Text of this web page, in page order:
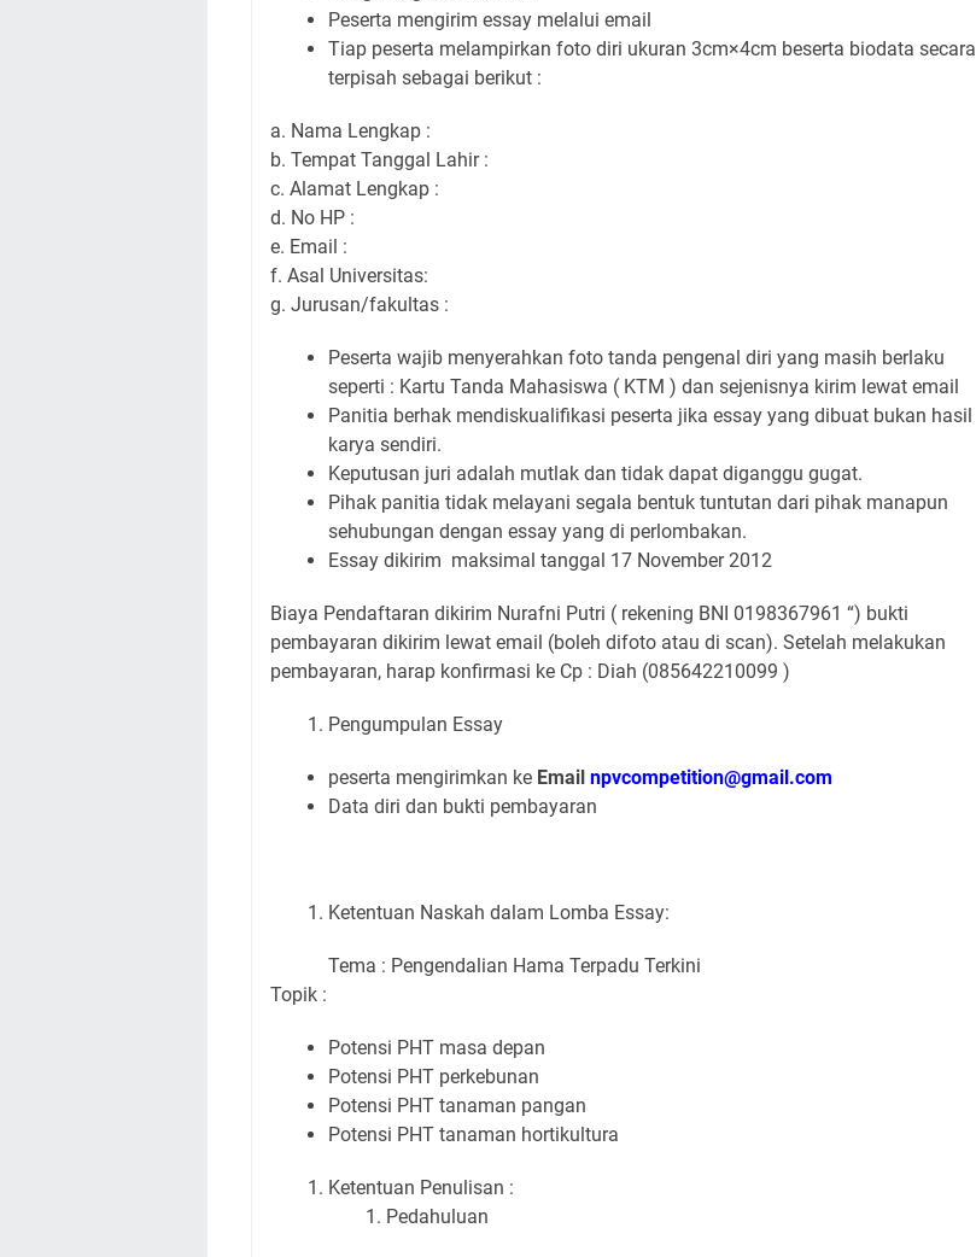
Peserta mengirim essay melalui email
Tiap peserta melampirkan foto diri ukuran 3cm×4cm beserta biodata secara
terpisah sebagai berikut :
a. Nama Lengkap :
b. Tempat Tanggal Lahir :
c. Alamat Lengkap :
d. No HP :
e. Email :
f. Asal Universitas:
g. Jurusan/fakultas :
Peserta wajib menyerahkan foto tanda pengenal diri yang masih berlaku
seperti : Kartu Tanda Mahasiswa ( KTM ) dan sejenisnya kirim lewat email
Panitia berhak mendiskualifikasi peserta jika essay yang dibuat bukan hasil
karya sendiri.
Keputusan juri adalah mutlak dan tidak dapat diganggu gugat.
Pihak panitia tidak melayani segala bentuk tuntutan dari pihak manapun
sehubungan dengan essay yang di perlombakan.
Essay dikirim maksimal tanggal 17 November 2012
Biaya Pendaftaran dikirim Nurafni Putri ( rekening BNI 0198367961 “) bukti
pembayaran dikirim lewat email (boleh difoto atau di scan). Setelah melakukan
pembayaran, harap konfirmasi ke Cp : Diah (085642210099 )
Pengumpulan Essay
peserta mengirimkan ke Email npvcompetition@gmail.com
Data diri dan bukti pembayaran
Ketentuan Naskah dalam Lomba Essay:
Tema : Pengendalian Hama Terpadu Terkini
Topik :
Potensi PHT masa depan
Potensi PHT perkebunan
Potensi PHT tanaman pangan
Potensi PHT tanaman hortikultura
Ketentuan Penulisan :
Pedahuluan